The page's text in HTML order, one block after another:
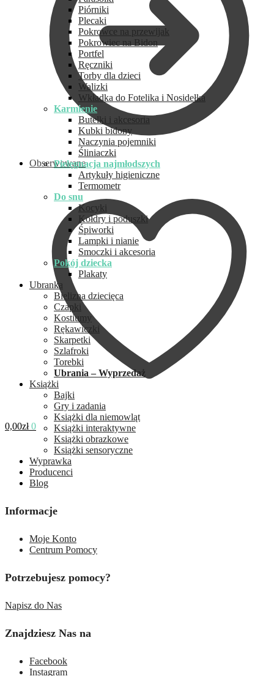
Obserwowane
0,00zł 0
Piórniki
Plecaki
Pokrowce na przewijak
Pokrowiec na Bidon
Portfel
Ręczniki
Torby dla dzieci
Walizki
Wkładka do Fotelika i Nosidełka
Karmienie
Butelki i akcesoria
Kubki bidony
Naczynia pojemniki
Śliniaczki
Pielęgnacja najmłodszych
Artykuły higieniczne
Termometr
Do snu
Kocyki
Kołdry i poduszki
Śpiworki
Lampki i nianie
Smoczki i akcesoria
Pokój dziecka
Plakaty
Ubranka
Bielizna dziecięca
Czapki
Kostiumy
Rękawiczki
Skarpetki
Szlafroki
Torebki
Ubrania – Wyprzedaż
Książki
Bajki
Gry i zadania
Książki dla niemowląt
Książki interaktywne
Książki obrazkowe
Książki sensoryczne
Wyprawka
Producenci
Blog
Informacje
Moje Konto
Centrum Pomocy
Potrzebujesz pomocy?
Napisz do Nas
Znajdziesz Nas na
Facebook
Instagram